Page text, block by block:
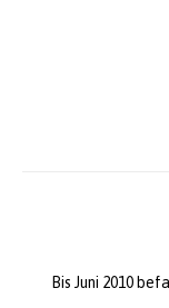
Bis Juni 2010